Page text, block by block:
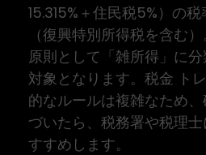
15.315%＋住民税5%）の
（復興特別所得税を含む
原則として「雑所得」に
対象となります。税金 ト
的なルールは複雑なため
づいたら、税務署や税理
すすめします。